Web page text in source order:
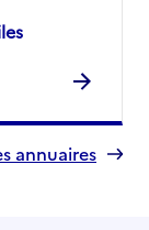
annuaires